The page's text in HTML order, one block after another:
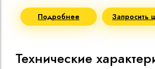
Подробнее Запросить
Технические